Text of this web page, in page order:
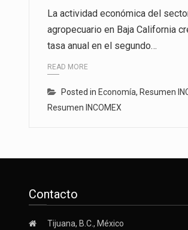
La actividad económica del
agropecuario en Baja California
tasa anual en el segundo…
READ MORE
Posted in Economía, Resumen
Resumen INCOMEX
Contacto
Tijuana, B.C., México